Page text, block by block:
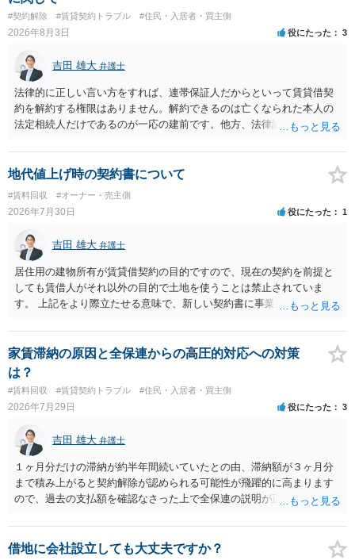
#契約解除 #賃貸契約トラブル #住民・入居者・買主側
2026年8月3日 役にたった 3
吉田 雄大 弁護士
法律的に正しい言い方をすれば、連帯保証人だからといって賃貸借契
約を解約する権限はありません。解約できるのは亡くなられた本人の
法定相続人だけであるのが一応の建前です。他方、法律論はさてお
する動機づけがなくなります。 今回進められつつある手続はあくまで
も、建物を賃貸人に一日も早く明け渡すための便宜的方法として理解
するのが良いと思います。またその方法で進めた方が、連帯保証人で
あるお知り合いさんにとっても、自身の経済的負担を最小限に食い止
められるため望ましいやり方だといえます。
地代値上げ時の契約書について
#賃料回収 #オーナー・売主側
2026年7月30日 役にたった 1
吉田 雄大 弁護士
居住用の建物所有が賃貸借契約の目的ですので、現在の契約を前提と
しても賃借人がそれ以外の目的で土地を使うことは禁止されていま
す。 上記をより際立たせる意味で、新しい契約書に事業用として用い
交渉である以上賃借人が拒んだ場合には入りませんが、提案するのは
良い方法と思います。
家賃滞納の原因と全保連からの高圧的対応への対策
は？
#賃料回収 #賃貸契約トラブル #住民・入居者・買主側
2026年7月29日 役にたった 3
吉田 雄大 弁護士
１ヶ月分だけの滞納が約半年間続いていたとの由、滞納額が３ヶ月分
まで積み上がると契約解除が認められる可能性が飛躍的に高まります
ので、過去の支払額を確認なさった上で全保連の説明が正しければ、
た理由は気になるところですが、中身のある返答は期待できないと思
います。
借地に会社設立しても大丈夫ですか？